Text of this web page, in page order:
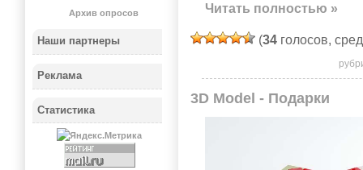
Читать полностью »
(34 голосов,
3D Model - Подарки
Архив опросов
Наши партнеры
Реклама
Статистика